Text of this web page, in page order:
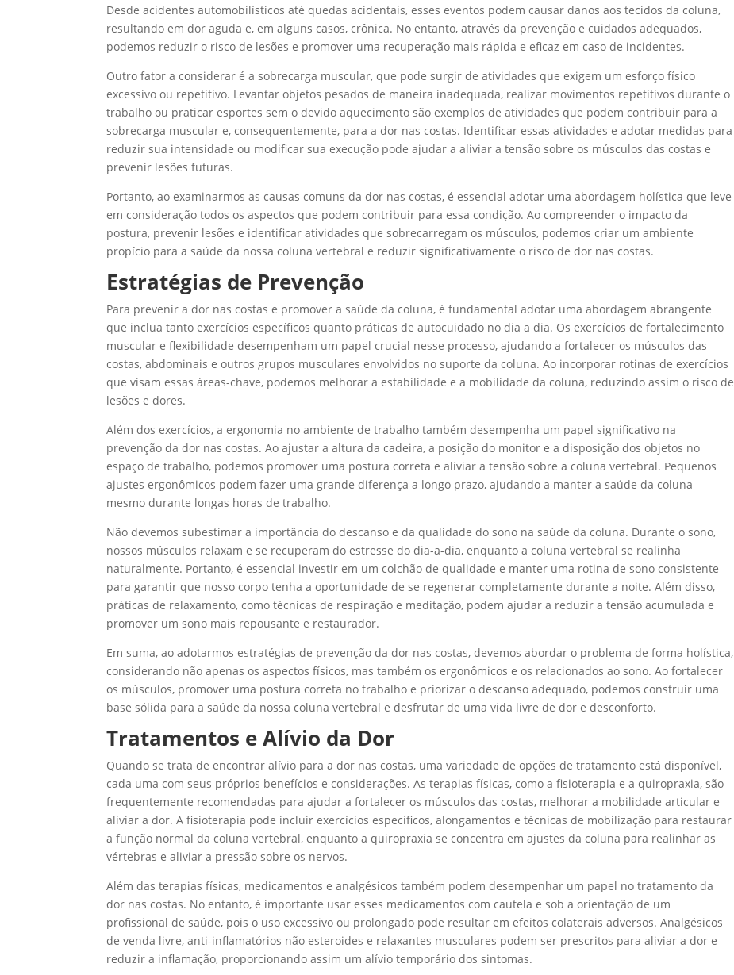
Desde acidentes automobilísticos até quedas acidentais, esses eventos podem causar danos aos tecidos da coluna,
resultando em dor aguda e, em alguns casos, crônica. No entanto, através da prevenção e cuidados adequados,
podemos reduzir o risco de lesões e promover uma recuperação mais rápida e eficaz em caso de incidentes.
Outro fator a considerar é a sobrecarga muscular, que pode surgir de atividades que exigem um esforço físico
excessivo ou repetitivo. Levantar objetos pesados de maneira inadequada, realizar movimentos repetitivos durante o
trabalho ou praticar esportes sem o devido aquecimento são exemplos de atividades que podem contribuir para a
sobrecarga muscular e, consequentemente, para a dor nas costas. Identificar essas atividades e adotar medidas para
reduzir sua intensidade ou modificar sua execução pode ajudar a aliviar a tensão sobre os músculos das costas e
prevenir lesões futuras.
Portanto, ao examinarmos as causas comuns da dor nas costas, é essencial adotar uma abordagem holística que leve
em consideração todos os aspectos que podem contribuir para essa condição. Ao compreender o impacto da
postura, prevenir lesões e identificar atividades que sobrecarregam os músculos, podemos criar um ambiente
propício para a saúde da nossa coluna vertebral e reduzir significativamente o risco de dor nas costas.
Estratégias de Prevenção
Para prevenir a dor nas costas e promover a saúde da coluna, é fundamental adotar uma abordagem abrangente
que inclua tanto exercícios específicos quanto práticas de autocuidado no dia a dia. Os exercícios de fortalecimento
muscular e flexibilidade desempenham um papel crucial nesse processo, ajudando a fortalecer os músculos das
costas, abdominais e outros grupos musculares envolvidos no suporte da coluna. Ao incorporar rotinas de exercícios
que visam essas áreas-chave, podemos melhorar a estabilidade e a mobilidade da coluna, reduzindo assim o risco de
lesões e dores.
Além dos exercícios, a ergonomia no ambiente de trabalho também desempenha um papel significativo na
prevenção da dor nas costas. Ao ajustar a altura da cadeira, a posição do monitor e a disposição dos objetos no
espaço de trabalho, podemos promover uma postura correta e aliviar a tensão sobre a coluna vertebral. Pequenos
ajustes ergonômicos podem fazer uma grande diferença a longo prazo, ajudando a manter a saúde da coluna
mesmo durante longas horas de trabalho.
Não devemos subestimar a importância do descanso e da qualidade do sono na saúde da coluna. Durante o sono,
nossos músculos relaxam e se recuperam do estresse do dia-a-dia, enquanto a coluna vertebral se realinha
naturalmente. Portanto, é essencial investir em um colchão de qualidade e manter uma rotina de sono consistente
para garantir que nosso corpo tenha a oportunidade de se regenerar completamente durante a noite. Além disso,
práticas de relaxamento, como técnicas de respiração e meditação, podem ajudar a reduzir a tensão acumulada e
promover um sono mais repousante e restaurador.
Em suma, ao adotarmos estratégias de prevenção da dor nas costas, devemos abordar o problema de forma holística,
considerando não apenas os aspectos físicos, mas também os ergonômicos e os relacionados ao sono. Ao fortalecer
os músculos, promover uma postura correta no trabalho e priorizar o descanso adequado, podemos construir uma
base sólida para a saúde da nossa coluna vertebral e desfrutar de uma vida livre de dor e desconforto.
Tratamentos e Alívio da Dor
Quando se trata de encontrar alívio para a dor nas costas, uma variedade de opções de tratamento está disponível,
cada uma com seus próprios benefícios e considerações. As terapias físicas, como a fisioterapia e a quiropraxia, são
frequentemente recomendadas para ajudar a fortalecer os músculos das costas, melhorar a mobilidade articular e
aliviar a dor. A fisioterapia pode incluir exercícios específicos, alongamentos e técnicas de mobilização para restaurar
a função normal da coluna vertebral, enquanto a quiropraxia se concentra em ajustes da coluna para realinhar as
vértebras e aliviar a pressão sobre os nervos.
Além das terapias físicas, medicamentos e analgésicos também podem desempenhar um papel no tratamento da
dor nas costas. No entanto, é importante usar esses medicamentos com cautela e sob a orientação de um
profissional de saúde, pois o uso excessivo ou prolongado pode resultar em efeitos colaterais adversos. Analgésicos
de venda livre, anti-inflamatórios não esteroides e relaxantes musculares podem ser prescritos para aliviar a dor e
reduzir a inflamação, proporcionando assim um alívio temporário dos sintomas.